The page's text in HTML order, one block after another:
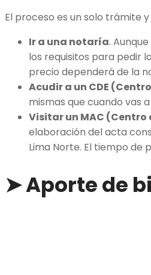
El proceso es un solo trámite
Ir a una notaría.
los requisitos para pedir
precio dependerá de la
Acudir a un CDE
mismas que cuando vas
Visitar un MAC
elaboración del acta
Lima Norte. El tiempo
➤ Aporte de